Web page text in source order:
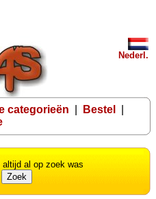
Nederl.
categorieën Bestel
altijd al op zoek was